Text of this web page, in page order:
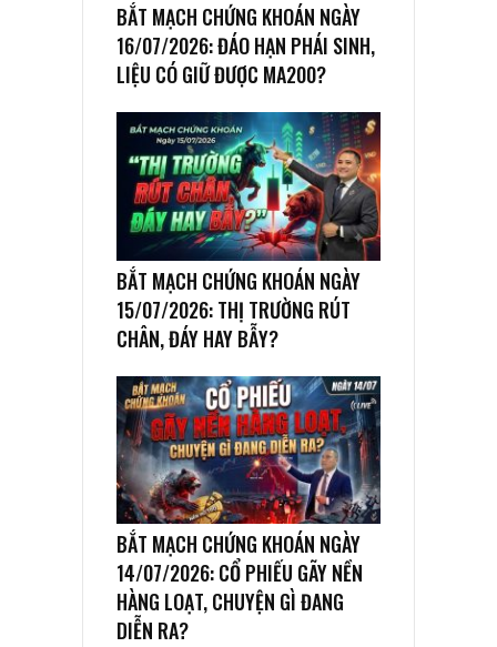
BẮT MẠCH CHỨNG KHOÁN NGÀY
16/07/2026: ĐÁO HẠN PHÁI SINH,
LIỆU CÓ GIỮ ĐƯỢC MA200?
BẮT MẠCH CHỨNG KHOÁN NGÀY
15/07/2026: THỊ TRƯỜNG RÚT
CHÂN, ĐÁY HAY BẪY?
BẮT MẠCH CHỨNG KHOÁN NGÀY
14/07/2026: CỔ PHIẾU GÃY NỀN
HÀNG LOẠT, CHUYỆN GÌ ĐANG
DIỄN RA?